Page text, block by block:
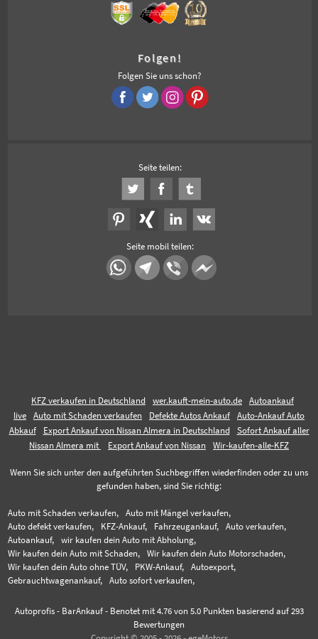
Folgen!
Folgen Sie uns schon?
Seite teilen:
Seite mobil teilen:
KFZ verkaufen in Deutschland wer.kauft-mein-auto.de
Autoankauf
live
Auto mit Schaden verkaufen Defekte Autos Ankauf
Auto-Ankauf Auto
Abkauf
Export Ankauf von Nissan Almera in Deutschland
Sofort Ankauf aller
Nissan Almera mit
Export Ankauf von Nissan Wir-kaufen-alle-KFZ
Wenn Sie sich unter den aufgeführten Suchbegriffen wiederfinden oder zu uns
gefunden haben, sind Sie richtig:
Auto mit Schaden verkaufen,
Auto mit Mängel verkaufen,
Auto defekt verkaufen,
KFZ-Ankauf, Fahrzeugankauf,
Auto verkaufen,
Autoankauf,
wir kaufen dein Auto mit Abholung,
Wir kaufen dein Auto mit Schaden,
Wir kaufen dein Auto Motorschaden,
Wir kaufen dein Auto ohne TÜV,
PKW-Ankauf,
Autoexport,
Gebrauchtwagenankauf,
Auto sofort verkaufen,
Autoprofis - BarAnkauf- Benotet mit 4.76von 5.0 Punkten basierend auf 293
Bewertungen